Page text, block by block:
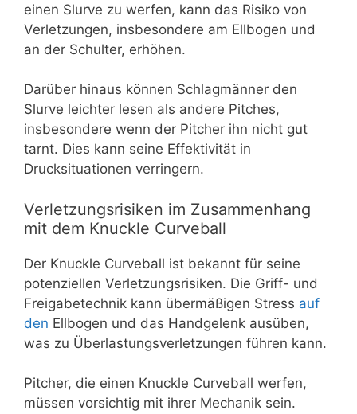
einen Slurve zu werfen, kann das Risiko von
Verletzungen, insbesondere am Ellbogen und
an der Schulter, erhöhen.
Darüber hinaus können Schlagmänner den
Slurve leichter lesen als andere Pitches,
insbesondere wenn der Pitcher ihn nicht gut
tarnt. Dies kann seine Effektivität in
Drucksituationen verringern.
Verletzungsrisiken im Zusammenhang
mit dem Knuckle Curveball
Der Knuckle Curveball ist bekannt für seine
potenziellen Verletzungsrisiken. Die Griff- und
Freigabetechnik kann übermäßigen Stress auf
den Ellbogen und das Handgelenk ausüben,
was zu Überlastungsverletzungen führen kann.
Pitcher, die einen Knuckle Curveball werfen,
müssen vorsichtig mit ihrer Mechanik sein.